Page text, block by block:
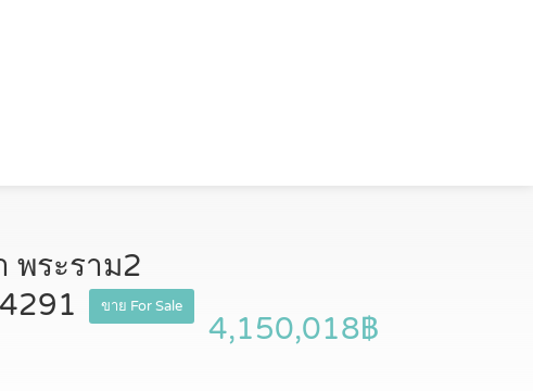
พระราม2
ขาย For Sale
4,150,018฿